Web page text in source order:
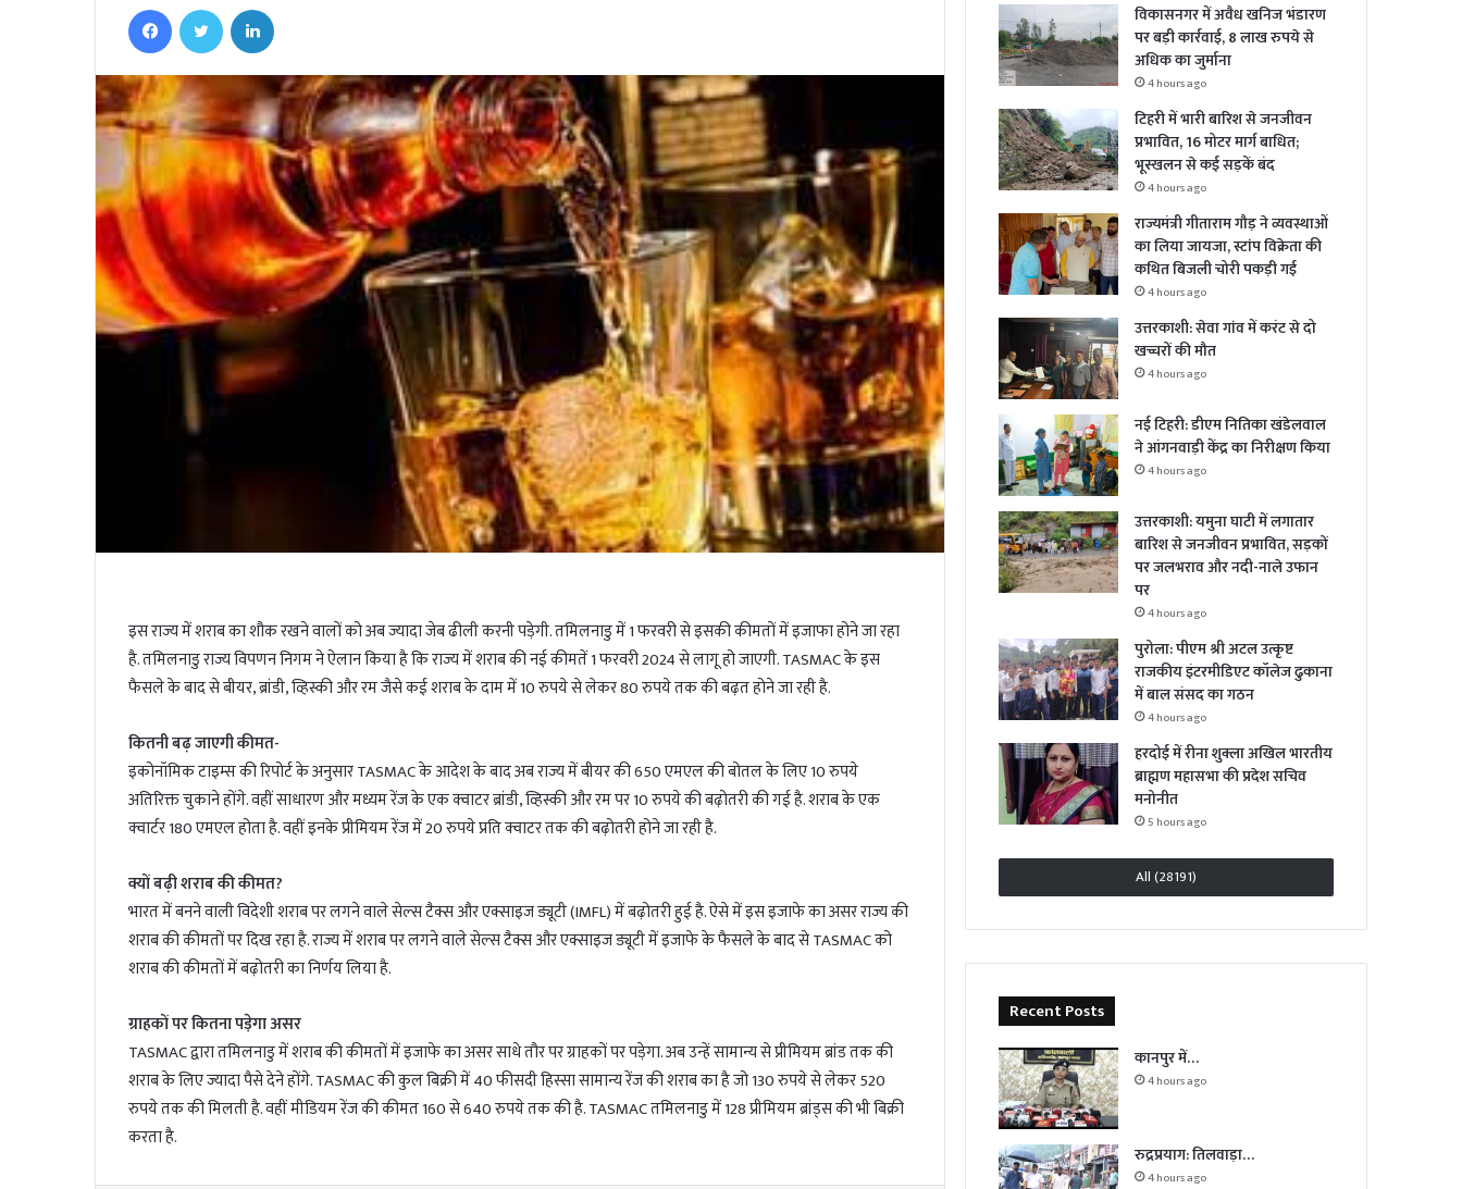
l
l
o
w
o
n
T
w
i
t
r
n
d
a
n
e
m
a
i
l
इस राज्य में शराब का शौक रखने वालों को अब ज्यादा जेब ढीली करनी पड़ेगी. तमिलनाडु में 1 फरवरी से इसकी कीमतों में इजाफा होने जा रहा
है. तमिलनाडु राज्य विपणन निगम ने ऐलान किया है कि राज्य में शराब की नई कीमतें 1 फरवरी 2024 से लागू हो जाएगी. TASMAC के इस
फैसले के बाद से बीयर, ब्रांडी, व्हिस्की और रम जैसे कई शराब के दाम में 10 रुपये से लेकर 80 रुपये तक की बढ़त होने जा रही है.
कितनी बढ़ जाएगी कीमत-
इकोनॉमिक टाइम्स की रिपोर्ट के अनुसार TASMAC के आदेश के बाद अब राज्य में बीयर की 650 एमएल की बोतल के लिए 10 रुपये
अतिरिक्त चुकाने होंगे. वहीं साधारण और मध्यम रेंज के एक क्वाटर ब्रांडी, व्हिस्की और रम पर 10 रुपये की बढ़ोतरी की गई है. शराब के एक
क्वार्टर 180 एमएल होता है. वहीं इनके प्रीमियम रेंज में 20 रुपये प्रति क्वाटर तक की बढ़ोतरी होने जा रही है.
क्यों बढ़ी शराब की कीमत?
भारत में बनने वाली विदेशी शराब पर लगने वाले सेल्स टैक्स और एक्साइज ड्यूटी (IMFL) में बढ़ोतरी हुई है. ऐसे में इस इजाफे का असर राज्य की
शराब की कीमतों पर दिख रहा है. राज्य में शराब पर लगने वाले सेल्स टैक्स और एक्साइज ड्यूटी में इजाफे के फैसले के बाद से TASMAC को
शराब की कीमतों में बढ़ोतरी का निर्णय लिया है.
ग्राहकों पर कितना पड़ेगा असर
TASMAC द्वारा तमिलनाडु में शराब की कीमतों में इजाफे का असर साधे तौर पर ग्राहकों पर पड़ेगा. अब उन्हें सामान्य से प्रीमियम ब्रांड तक की
शराब के लिए ज्यादा पैसे देने होंगे. TASMAC की कुल बिक्री में 40 फीसदी हिस्सा सामान्य रेंज की शराब का है जो 130 रुपये से लेकर 520
रुपये तक की मिलती है. वहीं मीडियम रेंज की कीमत 160 से 640 रुपये तक की है. TASMAC तमिलनाडु में 128 प्रीमियम ब्रांड्स की भी बिक्री
करता है.
विकासनगर में अवैध खनिज भंडारण
पर बड़ी कार्रवाई, 8 लाख रुपये से
अधिक का जुर्माना
4 hours ago
टिहरी में भारी बारिश से जनजीवन
प्रभावित, 16 मोटर मार्ग बाधित;
भूस्खलन से कई सड़कें बंद
4 hours ago
राज्यमंत्री गीताराम गौड़ ने व्यवस्थाओं
का लिया जायजा, स्टांप विक्रेता की
कथित बिजली चोरी पकड़ी गई
4 hours ago
उत्तरकाशी: सेवा गांव में करंट से दो
खच्चरों की मौत
4 hours ago
नई टिहरी: डीएम नितिका खंडेलवाल
ने आंगनवाड़ी केंद्र का निरीक्षण किया
4 hours ago
उत्तरकाशी: यमुना घाटी में लगातार
बारिश से जनजीवन प्रभावित, सड़कों
पर जलभराव और नदी-नाले उफान
पर
4 hours ago
पुरोला: पीएम श्री अटल उत्कृष्ट
राजकीय इंटरमीडिएट कॉलेज ढुकाना
में बाल संसद का गठन
4 hours ago
हरदोई में रीना शुक्ला अखिल भारतीय
ब्राह्मण महासभा की प्रदेश सचिव
मनोनीत
5 hours ago
All (28191)
Recent Posts
कानपुर में…
4 hours ago
रुद्रप्रयाग: तिलवाड़ा…
4 hours ago